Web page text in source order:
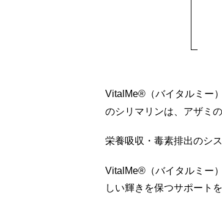
VitalMe®（バイタルミー
のシリマリンは、アザミ
栄養吸収・毒素排出のシ
VitalMe®（バイタルミー
しい輝きを保つサポートを